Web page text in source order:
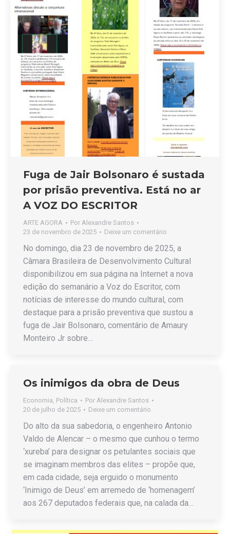
Fuga de Jair Bolsonaro é sustada
por prisão preventiva. Está no ar
A VOZ DO ESCRITOR
ARTE AGORA Por Alexandre Santos
23 de novembro de 2025
Deixe um comentário
No domingo, dia 23 de novembro de 2025, a
Câmara Brasileira de Desenvolvimento Cultural
disponibilizou em sua página na Internet a nova
edição do semanário a Voz do Escritor, com
notícias de interesse do mundo cultural, com
destaque para a prisão preventiva que sustou a
fuga de Jair Bolsonaro, comentário de Amaury
Monteiro Jr sobre…
Os inimigos da obra de Deus
Economia, Política Por Alexandre Santos
20 de julho de 2025
Deixe um comentário
Do alto da sua sabedoria, o engenheiro Antonio
Valdo de Alencar – o mesmo que cunhou o termo
‘xureba’ para designar os petulantes sociais que
se imaginam membros das elites – propõe que,
em cada cidade, seja erguido o monumento
‘Inimigo de Deus’ em arremedo de ‘homenagem’
aos 267 deputados federais que, na calada da…